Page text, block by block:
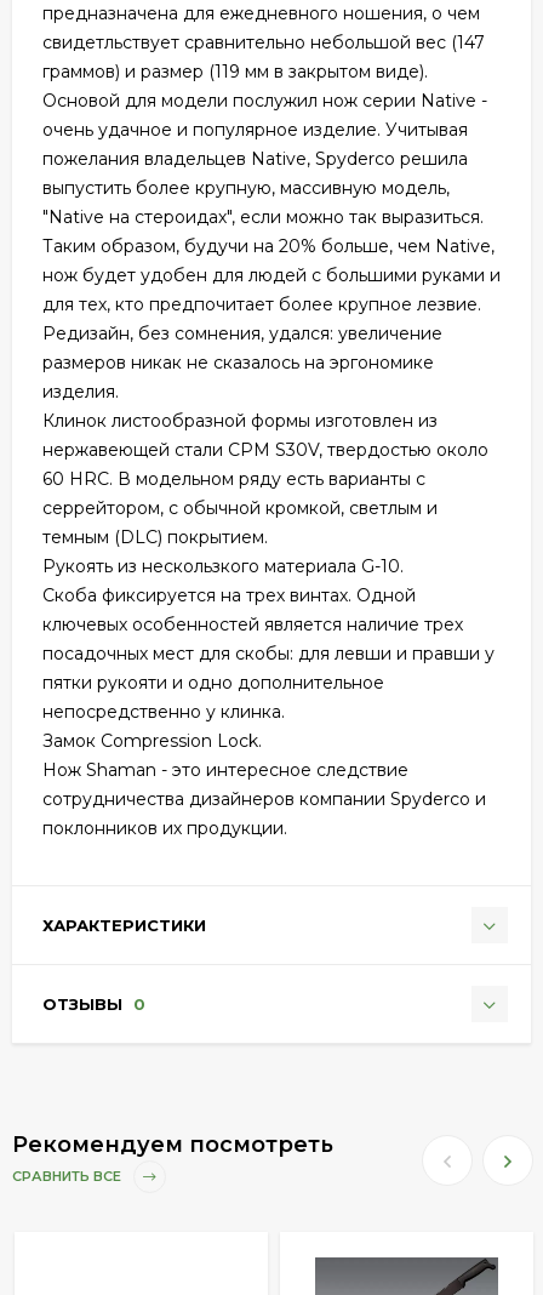
предназначена для ежедневного ношения, о чем
свидетльствует сравнительно небольшой вес (147
граммов) и размер (119 мм в закрытом виде).
Основой для модели послужил нож серии Native -
очень удачное и популярное изделие. Учитывая
пожелания владельцев Native, Spyderco решила
выпустить более крупную, массивную модель,
"Native на стероидах", если можно так выразиться.
Таким образом, будучи на 20% больше, чем Native,
нож будет удобен для людей с большими руками и
для тех, кто предпочитает более крупное лезвие.
Редизайн, без сомнения, удался: увеличение
размеров никак не сказалось на эргономике
изделия.
Клинок листообразной формы изготовлен из
нержавеющей стали СРМ S30V, твердостью около
60 НRС. В модельном ряду есть варианты с
серрейтором, с обычной кромкой, светлым и
темным (DLC) покрытием.
Рукоять из нескользкого материала G-10.
Скоба фиксируется на трех винтах. Одной
ключевых особенностей является наличие трех
посадочных мест для скобы: для левши и правши у
пятки рукояти и одно дополнительное
непосредственно у клинка.
Замок Compression Lock.
Нож Shaman - это интересное следствие
сотрудничества дизайнеров компании Spyderco и
поклонников их продукции.
ХАРАКТЕРИСТИКИ
ОТЗЫВЫ 0
Рекомендуем посмотреть
СРАВНИТЬ ВСЕ